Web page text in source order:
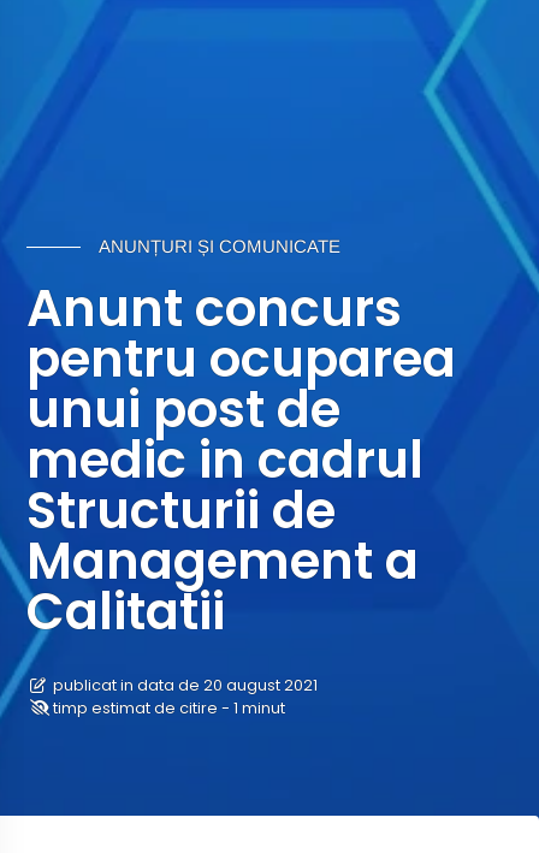
ANUNȚURI ȘI COMUNICATE
Anunt concurs
pentru ocuparea
unui post de
medic in cadrul
Structurii de
Management a
Calitatii
publicat in data de 20 august 2021
timp estimat de citire - 1 minut